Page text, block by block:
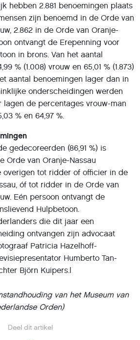
Deel dit artikel
hebben 2.881 benoemingen plaats
zijn benoemd in de Orde van
2.862 in de Orde van Oranje-
ontvangt de Erepenning voor
in brons. Van het aantal
% (1.008) vrouw en 65,01 % (1.873)
aantal benoemingen lager dan in
onderscheidingen werden
lagen de percentages vrouw-man
% en 64,97 %.
gedecoreerden (86,91 %) is
Orde van Oranje-Nassau
overigen tot ridder of officier in de
óf tot ridder in de Orde van
Eén persoon ontvangt de
Hulpbetoon.
die dit jaar een
ontvangen zijn advocaat
Patricia Hazelhoff-
Humberto Tan-
Björn Kuipers.|
van het Museum van
Orden)